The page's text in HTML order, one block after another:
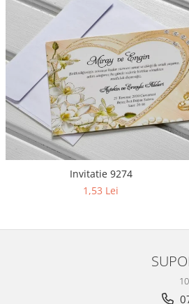
Invitatie 9274
1,53 Lei